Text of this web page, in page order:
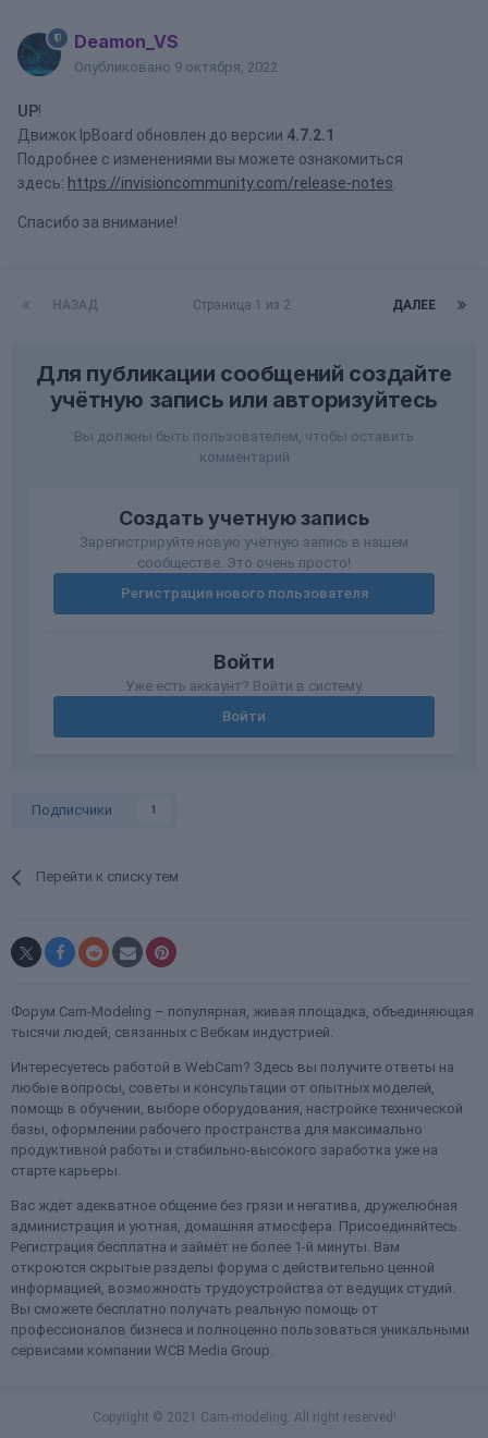
Deamon_VS
Опубликовано 9 октября, 2022
UP!
Движок IpBoard обновлен до версии 4.7.2.1
Подробнее с изменениями вы можете ознакомиться
здесь: https://invisioncommunity.com/release-notes
Спасибо за внимание!
НАЗАД ДАЛЕЕ
Страница 1 из 2
Для публикации сообщений создайте
учётную запись или авторизуйтесь
Вы должны быть пользователем, чтобы оставить
комментарий
Создать учетную запись
Зарегистрируйте новую учётную запись в нашем
сообществе. Это очень просто!
Регистрация нового пользователя
Войти
Уже есть аккаунт? Войти в систему.
Войти
Подписчики 1
Перейти к списку тем
Форум Cam-Modeling – популярная, живая площадка, объединяющая
тысячи людей, связанных с Вебкам индустрией.
Интересуетесь работой в WebCam? Здесь вы получите ответы на
любые вопросы, советы и консультации от опытных моделей,
помощь в обучении, выборе оборудования, настройке технической
базы, оформлении рабочего пространства для максимально
продуктивной работы и стабильно-высокого заработка уже на
старте карьеры.
Вас ждёт адекватное общение без грязи и негатива, дружелюбная
администрация и уютная, домашняя атмосфера. Присоединяйтесь.
Регистрация бесплатна и займёт не более 1-й минуты. Вам
откроются скрытые разделы форума с действительно ценной
информацией, возможность трудоустройства от ведущих студий.
Вы сможете бесплатно получать реальную помощь от
профессионалов бизнеса и полноценно пользоваться уникальными
сервисами компании WCB Media Group.
Copyright © 2021 Cam-modeling. All right reserved!